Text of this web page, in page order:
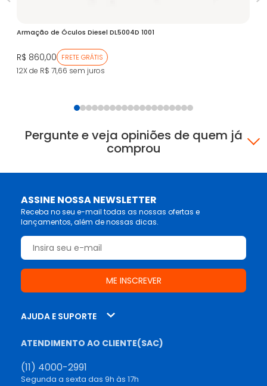
Armação de Óculos Diesel DL5004D 1001
R$ 860,00 FRETE GRÁTIS
12X de R$ 71,66 sem juros
Pergunte e veja opiniões de quem já
comprou
ASSINE NOSSA NEWSLETTER
Receba no seu e-mail todas as nossas ofertas e
lançamentos, além de nossas dicas.
AJUDA E SUPORTE
ATENDIMENTO AO CLIENTE(SAC)
(11) 4000-2991
Segunda a sexta das 9h às 17h